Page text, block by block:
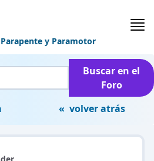
y Paramotor
Buscar en el
Foro
« volver atrás